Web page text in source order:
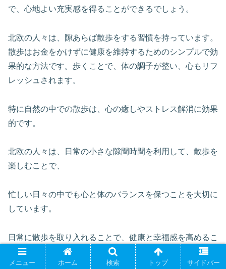
で、心地よい充実感を得ることができるでしょう。
北欧の人々は、隙あらば散歩をする習慣を持っています。
散歩はお金をかけずに健康を維持するためのシンプルで効
果的な方法です。歩くことで、体の調子が整い、心もリフ
レッシュされます。
特に自然の中での散歩は、心の癒しやストレス解消に効果
的です。
北欧の人々は、日常の小さな隙間時間を利用して、散歩を
楽しむことで、
忙しい日々の中でも心と体のバランスを保つことを大切に
しています。
日常に散歩を取り入れることで、健康と幸福感を高めるこ
とができるのです。
メニュー ホーム 検索 トップ サイドバー